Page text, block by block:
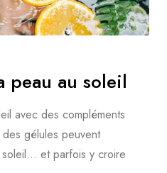
peau au soleil
avec des compléments
gélules peuvent
et parfois y croire